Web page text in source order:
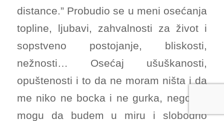
distance.” Probudio se u meni osećanja
topline, ljubavi, zahvalnosti za život i
sopstveno postojanje, bliskosti,
nežnosti… Osećaj ušuškanosti,
opuštenosti i to da ne moram ništa i da
me niko ne bocka i ne gurka, nego da
mogu da budem u miru i slobodno